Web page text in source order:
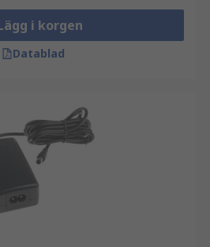
i korgen
Datablad